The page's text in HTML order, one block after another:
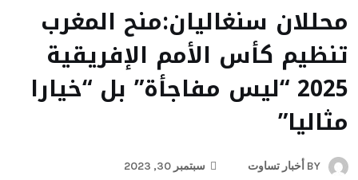
محللان سنغاليان:منح المغرب
تنظيم كأس الأمم الإفريقية
2025 “ليس مفاجأة” بل “خيارا
مثاليا”
BY أخبار تساوت سبتمبر 30, 2023